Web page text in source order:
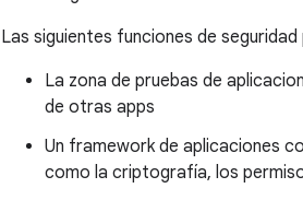
Las siguientes funciones de
La zona de pruebas de
de otras apps
Un framework de aplicaciones
como la criptografía, los